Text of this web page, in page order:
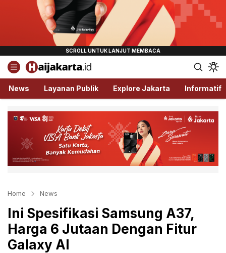
Haijakarta.id
Semua Tentang Jakarta Ada Disini!
News Layanan Publik Explore Jakarta Informatif
Home News
Ini Spesifikasi Samsung A37,
Harga 6 Jutaan Dengan Fitur
Galaxy AI